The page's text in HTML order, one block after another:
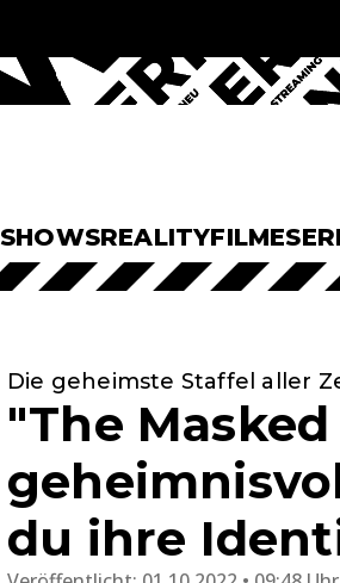
SHOWSREALITYFILME
Die geheimste Staffel aller
"The
du ihre